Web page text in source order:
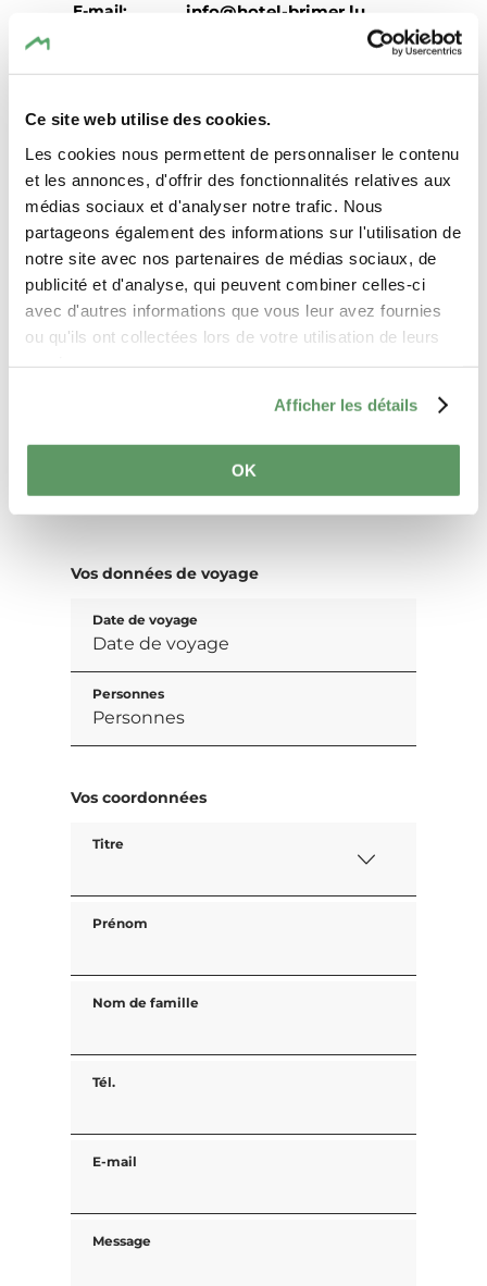
Ce site web utilise des cookies.
Les cookies nous permettent de personnaliser le contenu
et les annonces, d'offrir des fonctionnalités relatives aux
médias sociaux et d'analyser notre trafic. Nous
partageons également des informations sur l'utilisation de
notre site avec nos partenaires de médias sociaux, de
publicité et d'analyse, qui peuvent combiner celles-ci
avec d'autres informations que vous leur avez fournies
ou qu'ils ont collectées lors de votre utilisation de leurs
Afficher les détails
OK
E-mail: info@hotel-brimer.lu
Web:
http://www.hotel-brimer.l
Planifier l’itinéraire
Demande
Vos données de voyage
Date de voyage
Personnes
Vos coordonnées
Titre
Prénom
Nom de famille
Tél.
E-mail
Message